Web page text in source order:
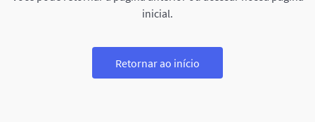
inicial.
Retornar ao início